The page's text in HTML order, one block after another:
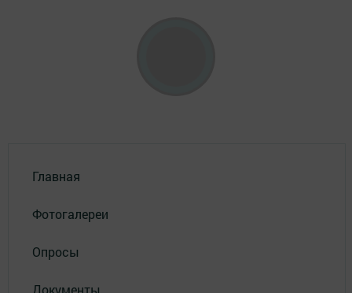
Главная
Фотогалереи
Опросы
Документы